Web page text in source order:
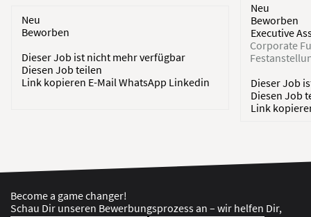
Neu
Beworben
Dieser Job ist nicht mehr verfügbar
Diesen Job teilen
Link kopieren E-MailWhatsApp Linkedin
Neu
Beworben
Executive
Corporate
Dieser Job
Diesen Job
Link
Become a game changer!
Schau Dir unseren Bewerbungsprozess an – wir helfen Dir,